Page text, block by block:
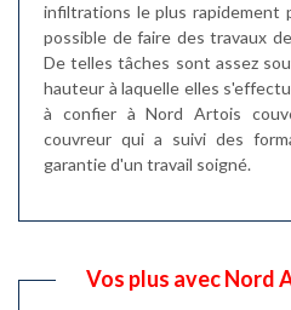
infiltrations le plus rapidement
possible de faire des travaux
De telles tâches sont assez
hauteur à laquelle elles
à confier à Nord Artois
couvreur qui a suivi des
garantie d'un travail soigné.
Vos plus avec Nord